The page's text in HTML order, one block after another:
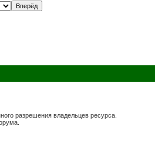
разрешения владельцев ресурса.